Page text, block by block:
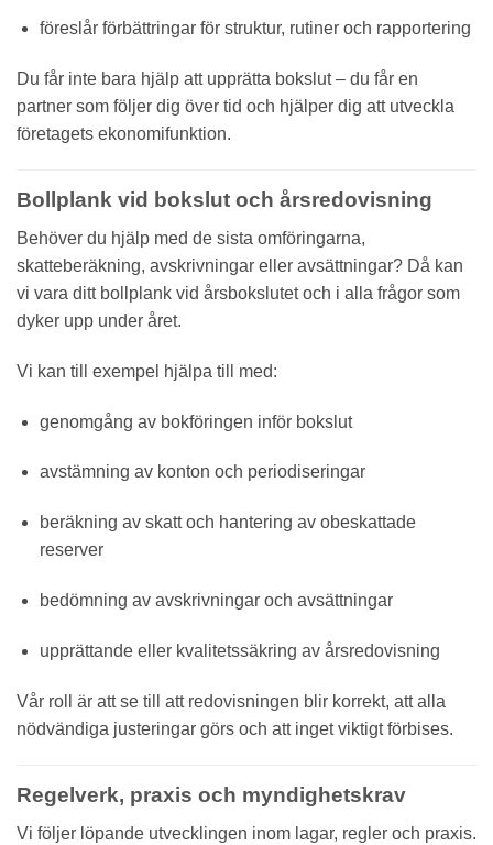
föreslår förbättringar för struktur, rutiner och rapportering
Du får inte bara hjälp att upprätta bokslut – du får en
partner som följer dig över tid och hjälper dig att utveckla
företagets ekonomifunktion.
Bollplank vid bokslut och årsredovisning
Behöver du hjälp med de sista omföringarna,
skatteberäkning, avskrivningar eller avsättningar? Då kan
vi vara ditt bollplank vid årsbokslutet och i alla frågor som
dyker upp under året.
Vi kan till exempel hjälpa till med:
genomgång av bokföringen inför bokslut
avstämning av konton och periodiseringar
beräkning av skatt och hantering av obeskattade
reserver
bedömning av avskrivningar och avsättningar
upprättande eller kvalitetssäkring av årsredovisning
Vår roll är att se till att redovisningen blir korrekt, att alla
nödvändiga justeringar görs och att inget viktigt förbises.
Regelverk, praxis och myndighetskrav
Vi följer löpande utvecklingen inom lagar, regler och praxis.